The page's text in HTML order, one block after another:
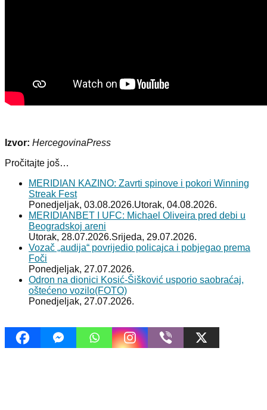
Izvor: HercegovinaPress
Pročitajte još…
MERIDIAN KAZINO: Zavrti spinove i pokori Winning
Streak Fest
Ponedjeljak, 03.08.2026.Utorak, 04.08.2026.
MERIDIANBET I UFC: Michael Oliveira pred debi u
Beogradskoj areni
Utorak, 28.07.2026.Srijeda, 29.07.2026.
Vozač „audija“ povrijedio policajca i pobjegao prema
Foči
Ponedjeljak, 27.07.2026.
Odron na dionici Kosić-Šišković usporio saobraćaj,
oštećeno vozilo(FOTO)
Ponedjeljak, 27.07.2026.